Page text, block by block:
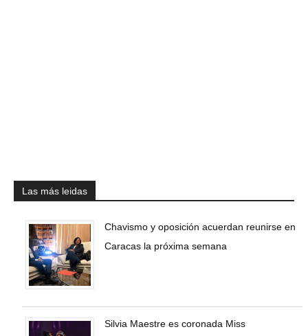
Las más leidas
Chavismo y oposición acuerdan reunirse en
Caracas la próxima semana
Silvia Maestre es coronada Miss